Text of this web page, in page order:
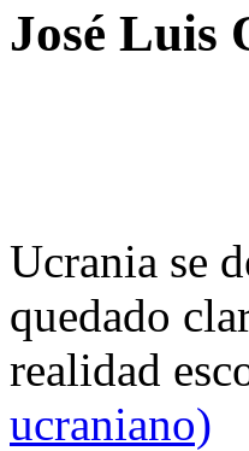
José Luis
Ucrania se
quedado
realidad
ucraniano)